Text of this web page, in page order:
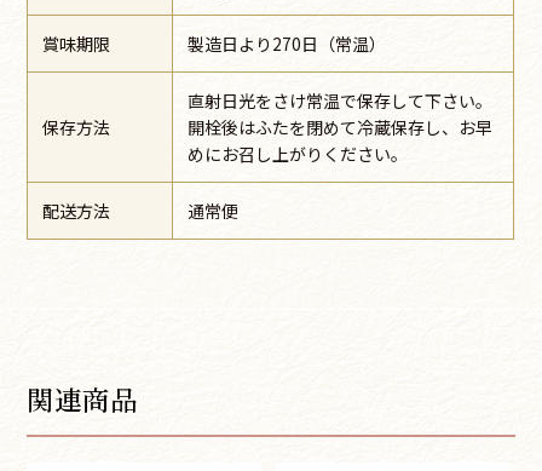
賞味期限 製造日より270日（常温）
保存方法
直射日光をさけ常温で保存して下さい。
開栓後はふたを閉めて冷蔵保存し、お早
めにお召し上がりください。
配送方法 通常便
関連商品